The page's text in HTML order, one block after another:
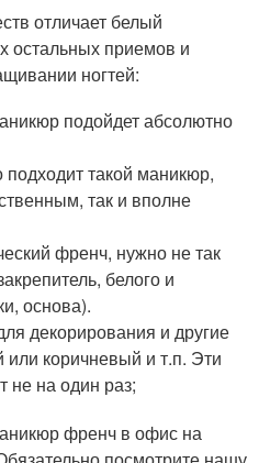
отличает белый
остальных приемов и
ногтей:
подойдет абсолютно
подходит такой маникюр,
так и вполне
френч, нужно не так
белого и
основа).
декорирования и другие
или коричневый и т.п. Эти
не на один раз;
френч в офис на